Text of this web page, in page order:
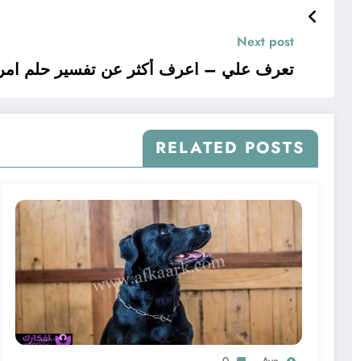
Next post
تعرف علي – اعرف أكثر عن تفسير حلم
RELATED POSTS